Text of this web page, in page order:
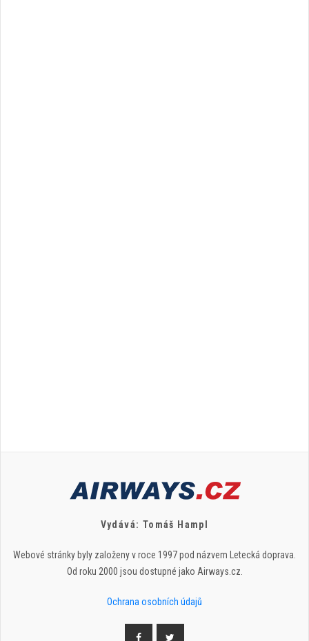
Vydává: Tomáš Hampl
Webové stránky byly založeny v roce 1997 pod názvem Letecká doprava.
Od roku 2000 jsou dostupné jako Airways.cz.
Ochrana osobních údajů